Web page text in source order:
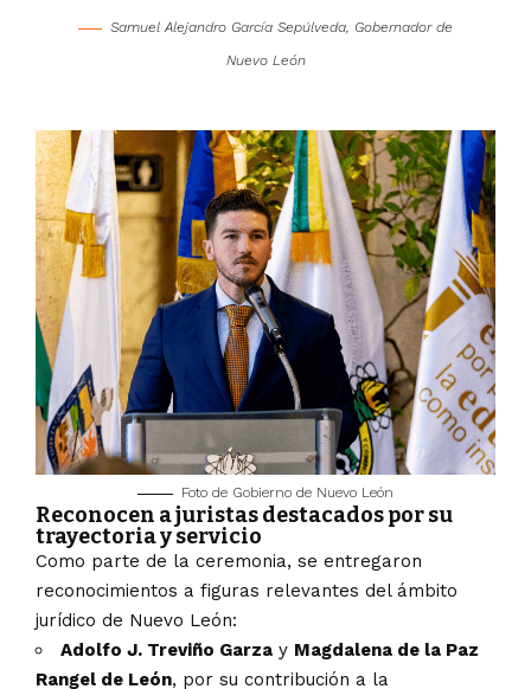
Samuel Alejandro García Sepúlveda, Gobernador de
Nuevo León
Foto de Gobierno de Nuevo León
Reconocen a juristas destacados por su
trayectoria y servicio
Como parte de la ceremonia, se entregaron
reconocimientos a figuras relevantes del ámbito
jurídico de Nuevo León:
Adolfo J. Treviño Garza y Magdalena de la Paz
Rangel de León, por su contribución a la